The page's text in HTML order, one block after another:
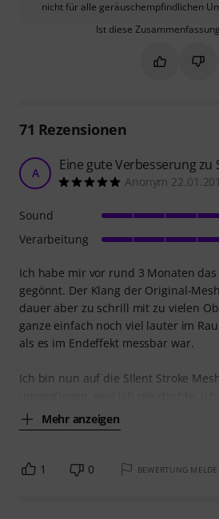
nicht für alle geräuschempfindlichen
Ist diese
Markieren
71 Rezensionen
A Eine gute Verbesserung
Anonym
Ich habe mir vor rund 3 Monaten das
gegönnt. Der Klang der Original-
dauer aber zu schrill mit zu vielen
ganze einfach noch viel lauter im
als es im Endeffekt messbar war.
Ich bin nun auf die SIlent Stroke
Mehr anzeigen
Sound
Verarbeitung
1 0 BEWERTUNG